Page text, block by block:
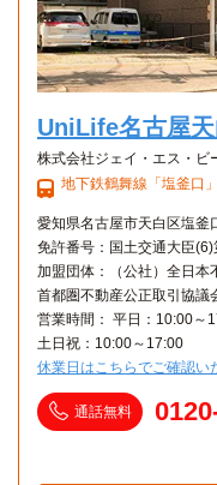
UniLife名古屋天
株式会社ジェイ・エス・ビ
地下鉄鶴舞線「塩釜口
愛知県名古屋市天白区塩釜
免許番号：国土交通大臣
加盟団体：（公社）全日本
首都圏不動産公正取引協議
営業時間： 平日：10:00～
土日祝：10:00～17:00
休業日はこちらでご確認い
通話無料